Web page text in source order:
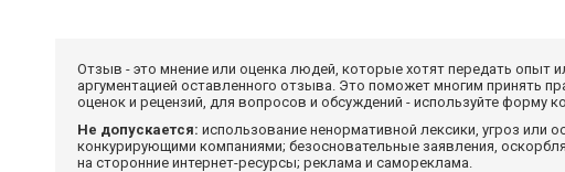
Отзыв - это мнение или оценка людей, которые хотят передать опыт
аргументацией оставленного отзыва. Это поможет многим принять
оценок и рецензий, для вопросов и обсуждений - используйте форму
Не допускается: использование ненормативной лексики, угроз или
конкурирующими компаниями; безосновательные заявления,
на сторонние интернет-ресурсы; реклама и самореклама.